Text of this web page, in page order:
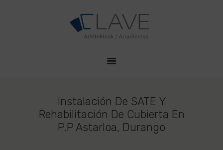
Instalación De SATE Y
Rehabilitación De Cubierta En
P.P Astarloa, Durango
CLAVE PROYECTOS
Estudio de Arquitectura en Durango
QUIENES SOMOS